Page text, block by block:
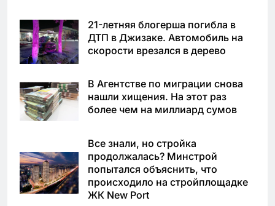
21-летняя блогерша погибла в
ДТП в Джизаке. Автомобиль на
скорости врезался в дерево
В Агентстве по миграции снова
нашли хищения. На этот раз
более чем на миллиард сумов
Все знали, но стройка
продолжалась? Минстрой
попытался объяснить, что
происходило на стройплощадке
ЖК New Port